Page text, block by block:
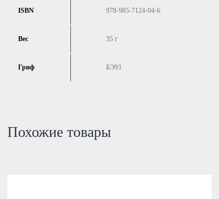
ISBN 978-985-7124-04-6
Вес 35 г
Гриф БЭ93
Похожие товары